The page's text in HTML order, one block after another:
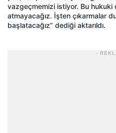
vazgeçmemizi istiyor. Bu hukuki
atmayacağız. İşten çıkarmalar
başlatacağız” dediği aktarıldı.
-